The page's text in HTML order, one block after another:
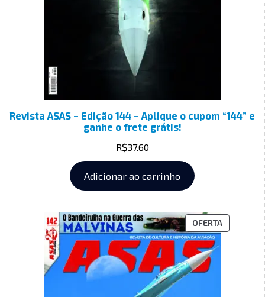
Revista ASAS – Edição 144 – Aplique o cupom “144” e
ganhe o frete grátis!
R$37.60
Adicionar ao carrinho
OFERTA